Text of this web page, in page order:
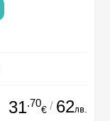
31.70
€ / 62лв.